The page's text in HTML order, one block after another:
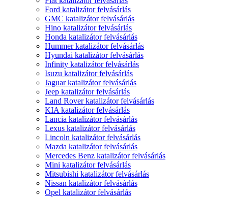
Ford katalizátor felvásárlás
GMC katalizátor felvásárlás
Hino katalizátor felvásárlás
Honda katalizátor felvásárlás
Hummer katalizátor felvásárlás
Hyundai katalizátor felvásárlás
Infinity katalizátor felvásárlás
Isuzu katalizátor felvásárlás
Jaguar katalizátor felvásárlás
Jeep katalizátor felvásárlás
Land Rover katalizátor felvásárlás
KIA katalizátor felvásárlás
Lancia katalizátor felvásárlás
Lexus katalizátor felvásárlás
Lincoln katalizátor felvásárlás
Mazda katalizátor felvásárlás
Mercedes Benz katalizátor felvásárlás
Mini katalizátor felvásárlás
Mitsubishi katalizátor felvásárlás
Nissan katalizátor felvásárlás
Opel katalizátor felvásárlás